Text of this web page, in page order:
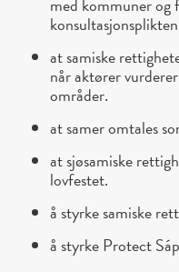
med kommuner og
at samiske
når aktører
områder.
at samer omtales
at sjøsamiske
lovfestet.
å styrke samiske
å styrke Protect